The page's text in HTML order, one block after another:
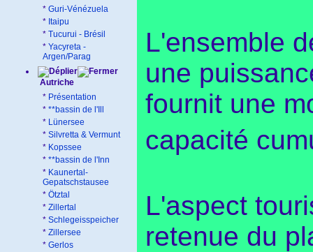
* Guri-Vénézuela
* Itaipu
* Tucurui - Brésil
* Yacyreta -
Argen/Parag
Autriche
* Présentation
* **bassin de l'Ill
* Lünersee
* Silvretta & Vermunt
* Kopssee
* **bassin de l'Inn
* Kaunertal-
Gepatschstausee
* Ötztal
* Zillertal
* Schlegeisspeicher
* Zillersee
* Gerlos
L'ensemble
une
fournit une
capacité
L'aspect
retenue du